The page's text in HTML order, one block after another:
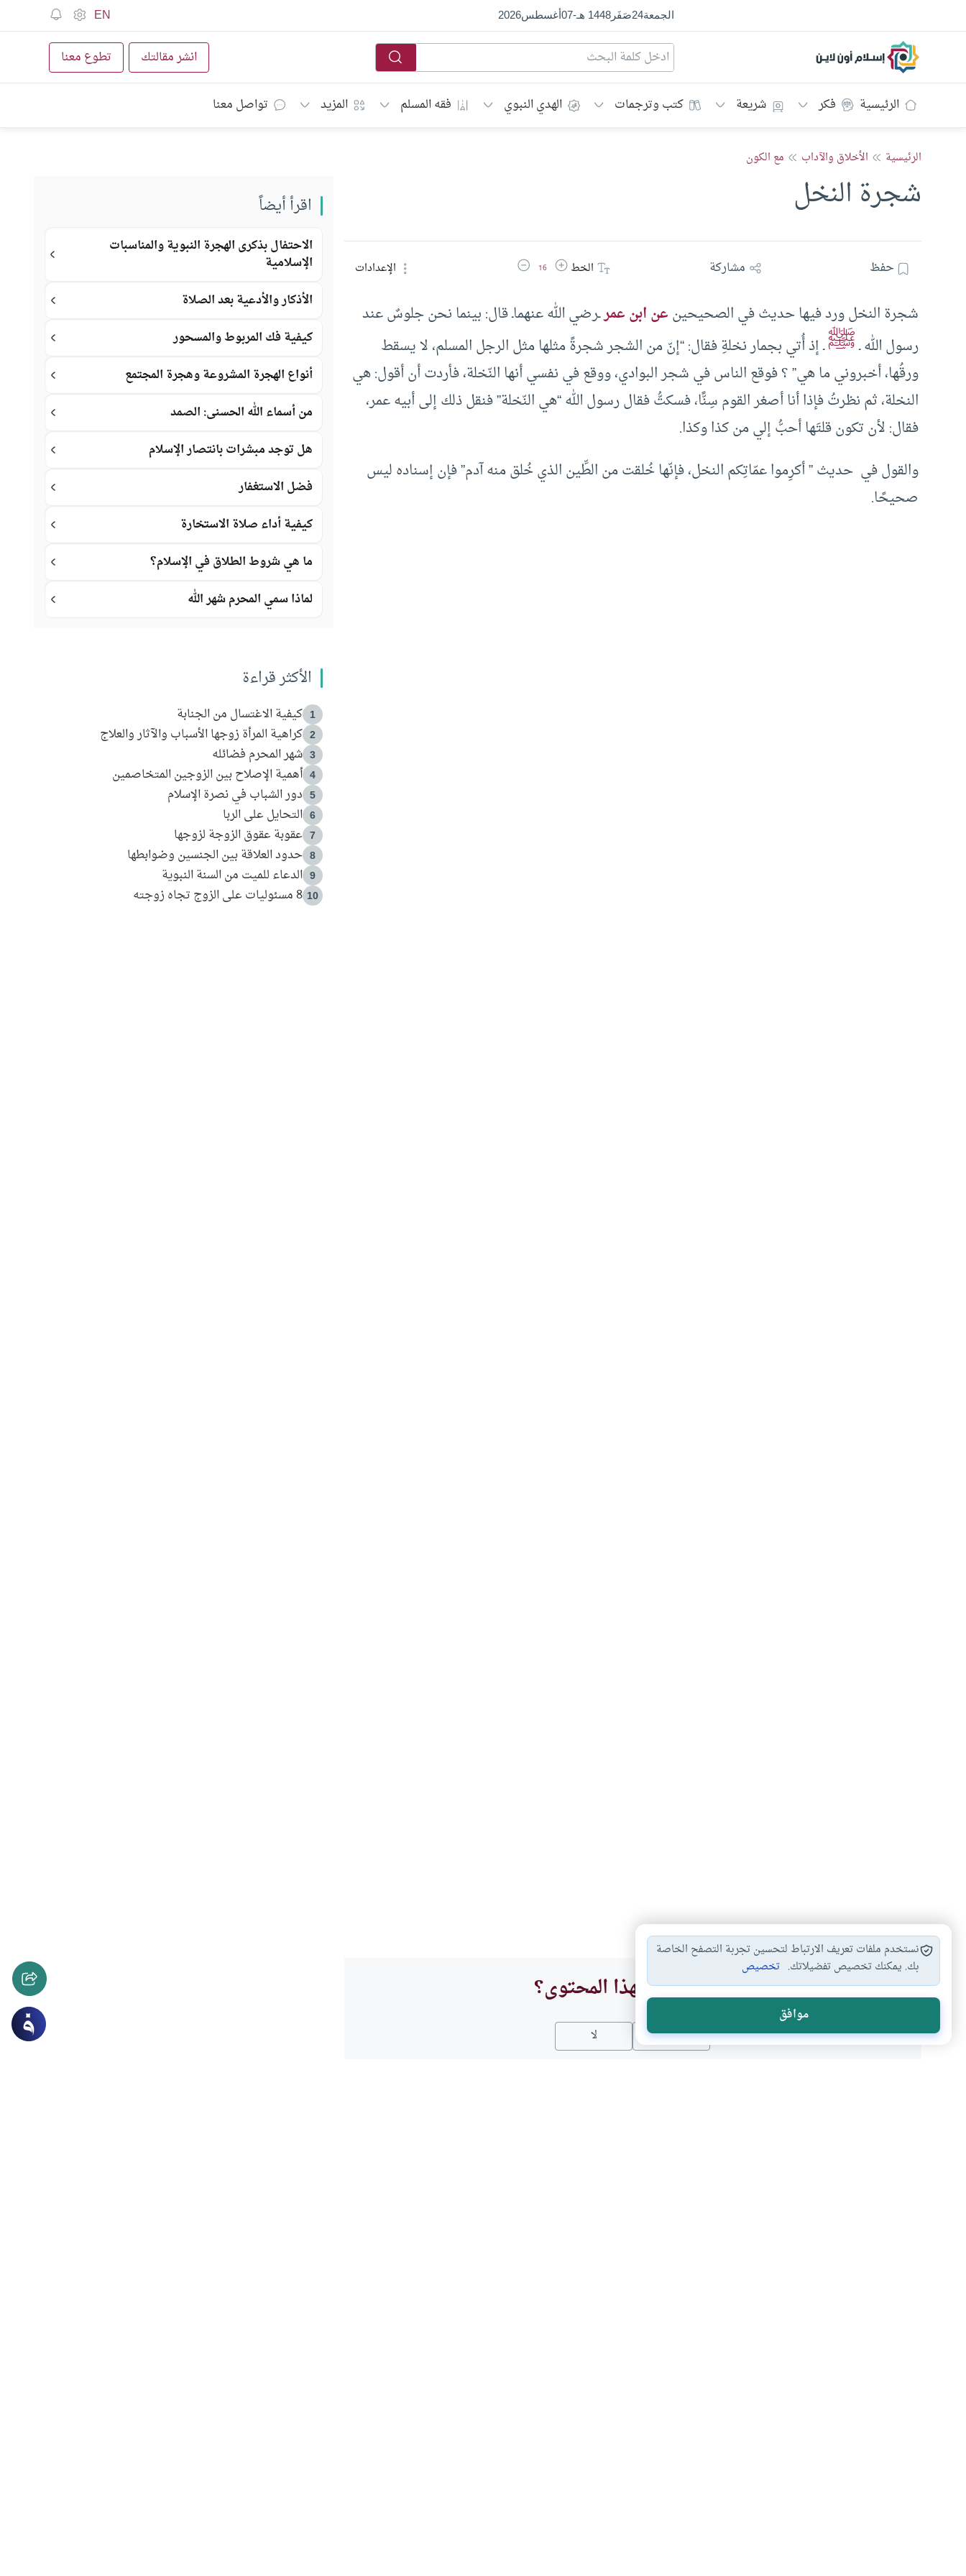
الجمعة24صَفَر1448 هـ -
07أغسطس2026
EN
إسلام أون لاين انشر مقالتك تطوع معنا
الرئيسية فكر شريعة كتب وترجمات الهدي النبوي فقه المسلم المزيد تواصل معنا
الرئيسية الأخلاق والآداب مع الكون
شجرة النخل
حفظ مشاركة الخطزيادة حجم الخط
16 تقليل حجم الخط الإعدادات
شجرة النخل ورد فيها حديث في الصحيحينعن ابن عمرـرضي الله عنهماـ قال: بينما نحن جلوسٌ عند
رسول الله ـﷺـ إذ أُتي بجمار نخلةِ فقال: “إنّ من الشجر شجرةً مثلها مثل الرجل المسلم، لا يسقط
ورقُها، أخبروني ما هي” ؟ فوقع الناس في شجر البوادي، ووقع في نفسي أنها النّخلة، فأردت أن أقول: هي
النخلة، ثم نظرتُ فإذا أنا أصغر القوم سِنًّا، فسكتُّ فقال رسول الله “هي النّخلة” فنقل ذلك إلى أبيه عمر،
فقال: لأن تكون قلتَها أحبُّ إلي من كذا وكذا.
والقول في حديث ” أكرِموا عمّاتِكم النخل، فإنّها خُلقت من الطِّين الذي خُلق منه آدم” فإن إسناده ليس
صحيحًا.
هل انتفعت بهذا المحتوى؟
نعم لا
اقرأ أيضاً
الاحتفال بذكرى الهجرة النبوية والمناسبات
الإسلامية
الأذكار والأدعية بعد الصلاة
كيفية فك المربوط والمسحور
أنواع الهجرة المشروعة وهجرة المجتمع
من أسماء الله الحسنى: الصمد
هل توجد مبشرات بانتصار الإسلام
فضل الاستغفار
كيفية أداء صلاة الاستخارة
ما هي شروط الطلاق في الإسلام؟
لماذا سمي المحرم شهر الله
الأكثر قراءة
1 كيفية الاغتسال من الجنابة
2 كراهية المرأة زوجها الأسباب والآثار والعلاج
3 شهر المحرم فضائله
4 أهمية الإصلاح بين الزوجين المتخاصمين
5 دور الشباب في نصرة الإسلام
6 التحايل على الربا
7 عقوبة عقوق الزوجة لزوجها
8 حدود العلاقة بين الجنسين وضوابطها
9 الدعاء للميت من السنة النبوية
10 8 مسئوليات على الزوج تجاه زوجته
نستخدم ملفات تعريف الارتباط لتحسين تجربة التصفح الخاصة
بك. يمكنك تخصيص تفضيلاتك. تخصيص
موافق